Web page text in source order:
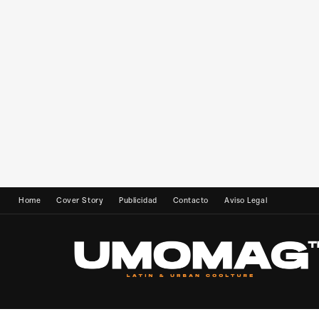
Home Cover Story Publicidad Contacto Aviso Legal